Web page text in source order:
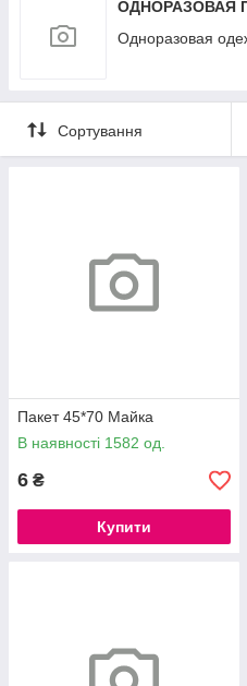
ОДНОРАЗОВАЯ
Одноразовая
Сортування
Пакет 45*70 Майка
В наявності 1582 од.
6 ₴
Купити